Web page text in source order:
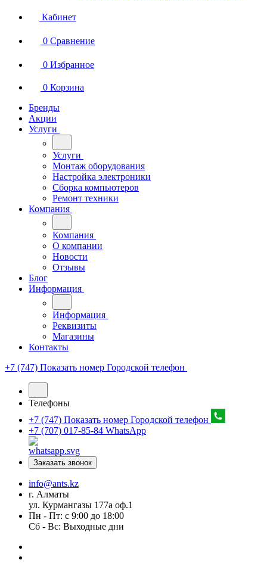
Кабинет
0 Сравнение
0 Избранное
0 Корзина
Бренды
Акции
Услуги
Услуги
Монтаж оборудования
Настройка электроники
Сборка компьютеров
Ремонт техники
Компания
Компания
О компании
Новости
Отзывы
Блог
Информация
Информация
Реквизиты
Магазины
Контакты
+7 (747) Показать номер Городской телефон
Телефоны
+7 (747) Показать номер Городской телефон
+7 (707) 017-85-84 WhatsApp
Заказать звонок
info@ants.kz
г. Алматы
ул. Курмангазы 177а оф.1
Пн - Пт: с 9:00 до 18:00
Сб - Вс: Выходные дни